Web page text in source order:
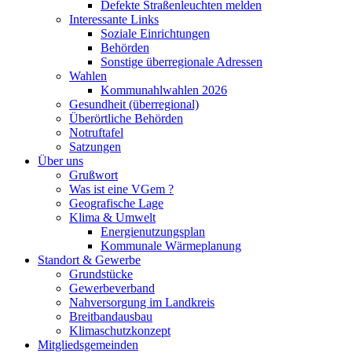
Defekte Straßenleuchten melden
Interessante Links
Soziale Einrichtungen
Behörden
Sonstige überregionale Adressen
Wahlen
Kommunahlwahlen 2026
Gesundheit (überregional)
Überörtliche Behörden
Notruftafel
Satzungen
Über uns
Grußwort
Was ist eine VGem ?
Geografische Lage
Klima & Umwelt
Energienutzungsplan
Kommunale Wärmeplanung
Standort & Gewerbe
Grundstücke
Gewerbeverband
Nahversorgung im Landkreis
Breitbandausbau
Klimaschutzkonzept
Mitgliedsgemeinden